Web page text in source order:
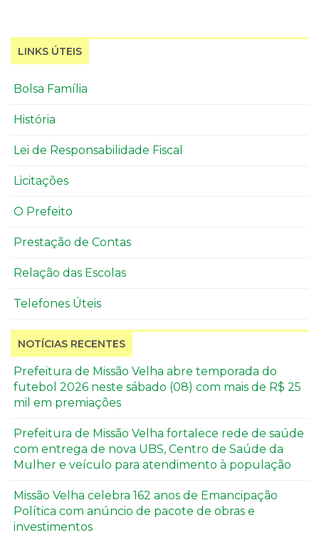
LINKS ÚTEIS
Bolsa Família
História
Lei de Responsabilidade Fiscal
Licitações
O Prefeito
Prestação de Contas
Relação das Escolas
Telefones Úteis
NOTÍCIAS RECENTES
Prefeitura de Missão Velha abre temporada do
futebol 2026 neste sábado (08) com mais de R$ 25
mil em premiações
Prefeitura de Missão Velha fortalece rede de saúde
com entrega de nova UBS, Centro de Saúde da
Mulher e veículo para atendimento à população
Missão Velha celebra 162 anos de Emancipação
Política com anúncio de pacote de obras e
investimentos